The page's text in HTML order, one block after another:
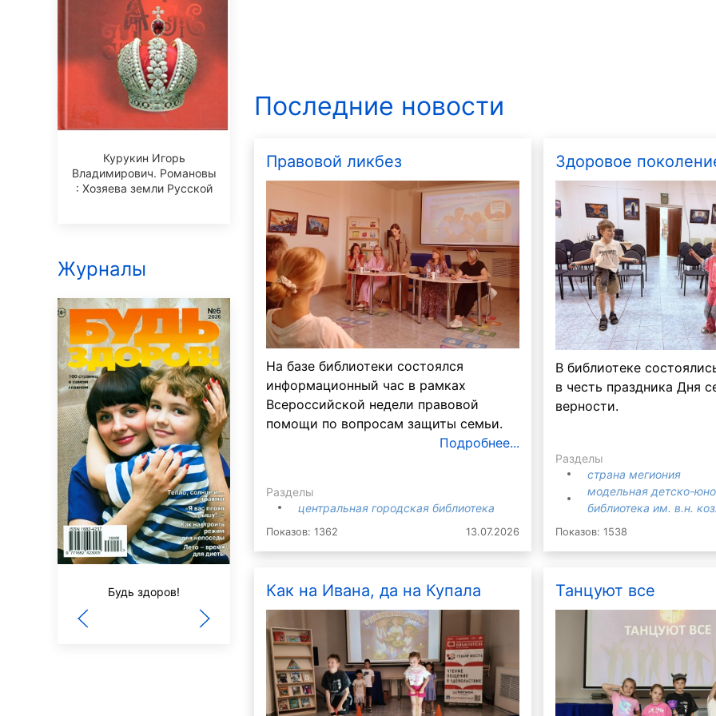
Курукин Игорь
Владимирович. Романовы
: Хозяева земли Русской
Журналы
Будь здоров!
Бурда
60 лет не возраст
Последние новости
Правовой ликбез
На базе библиотеки состоялся
информационный час в рамках
Всероссийской недели правовой
помощи по вопросам защиты семьи.
Подробнее...
Разделы
центральная городская библиотека
Показов: 1362 13.07.2026
Здоровое
В библиотеке
в честь праздника Дня
верности.
Разделы
страна мегиония
модельная детско-
библиотека им. в.н.
Показов: 1538
Как на Ивана, да на Купала Танцуют все